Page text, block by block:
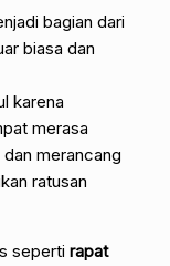
bagian dari
biasa dan
karena
merasa
merancang
ratusan
seperti rapat